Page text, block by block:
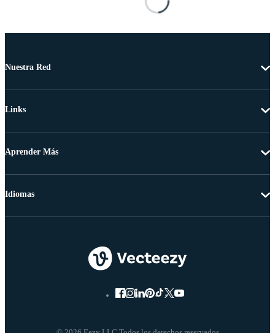
Nuestra Red
Links
Aprender Más
Idiomas